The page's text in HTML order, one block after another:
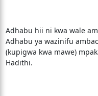
Adhabu hii ni kwa wale
Adhabu ya wazinifu
(kupigwa kwa mawe)
Hadithi.